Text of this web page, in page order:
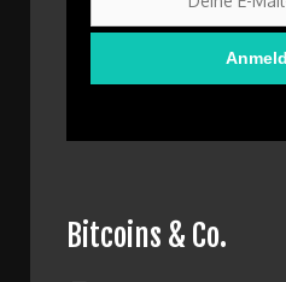
Bitcoins & Co.